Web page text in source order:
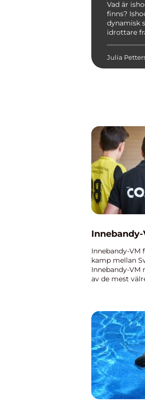
Vad är
finns?
dynamisk
idrottare
stort
Julia
Innebandy-VM
kamp mellan
Innebandy-VM
av de mest